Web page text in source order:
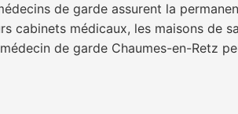
de garde assurent la
cabinets médicaux, les maisons de
de garde Chaumes-en-Retz